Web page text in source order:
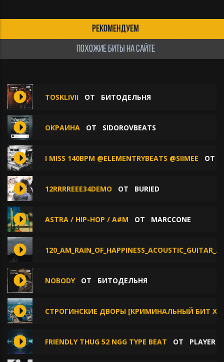
РЕКОМЕНДУЕМ
ПОХОЖИЕ БИТЫ НА САЙТЕ
TOSKLIVII ОТ БИТОДЕЛЬНЯ
ОКРАИНА ОТ SIDOROVBEATS
I MISS 140BPM @ELEMENTRYBEATS @SIIMEE ОТ
12RRRREEE34DEMO ОТ BURIED
ASTRA / HIP-HOP / A#M ОТ MARCCONE
NOBODY ОТ БИТОДЕЛЬНЯ
СТРОГИНСКИЕ ДВОРЫ [КРИМИНАЛЬНЫЙ БИТ X
FRIENDLY THUG 52 NGG TYPE BEAT ОТ PLAYER